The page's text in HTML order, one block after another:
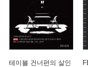
테이블 건너편의 살인